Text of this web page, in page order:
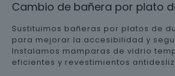
Cambio de bañera por plato
Sustituimos bañeras por platos de
para mejorar la accesibilidad y
Instalamos mamparas de vidrio
eficientes y revestimientos